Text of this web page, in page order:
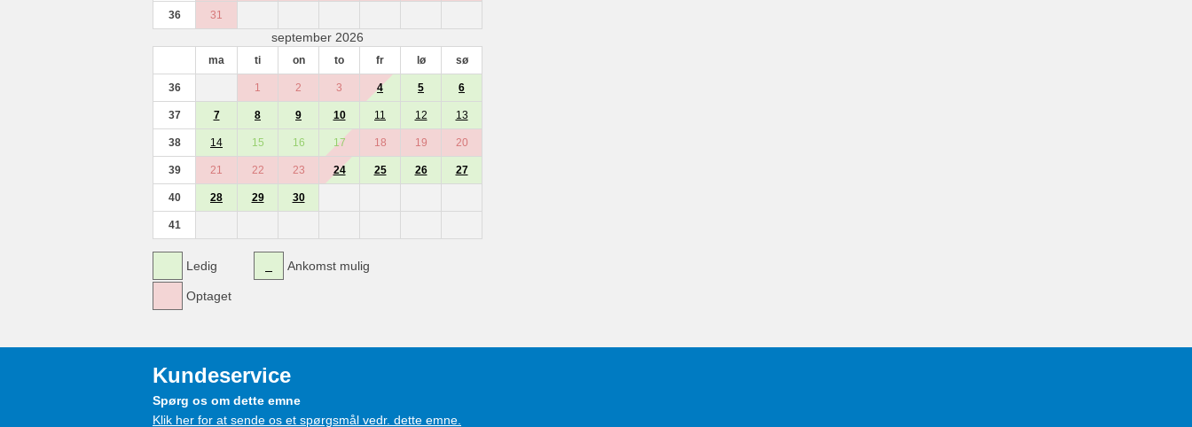
36 31
september 2026
ma ti on to fr lø sø
36 1 2 3 4 5 6
37 7 8 9 10 11 12 13
38 14 15 16 17 18 19 20
39 21 22 23 24 25 26 27
40 28 29 30
41
Ledig
Optaget
Ankomst mulig
Kundeservice
Spørg os om dette emne
Klik her for at sende os et spørgsmål vedr. dette emne.